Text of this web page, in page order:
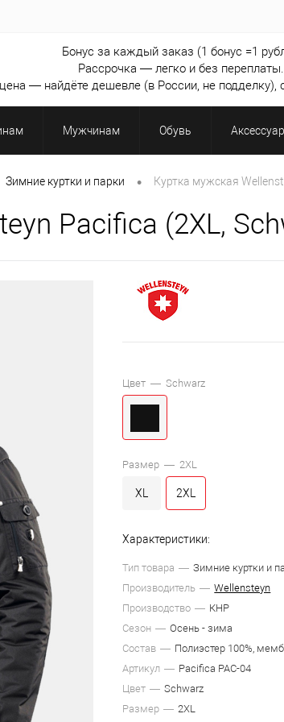
Бонус за каждый заказ (1 бонус =1
Рассрочка — легко и без переплаты.
— найдёте дешевле (в России, не
Мужчинам Обувь
Зимние куртки и парки • Куртка мужская
Pacifica (2XL,
Цвет —Schwarz
Размер —2XL
XL 2XL
Характеристики:
Тип товара
Зимние куртки и
Производитель
Wellensteyn
Производство
КНР
Сезон
Осень - зима
Состав
Полиэстер 100%,
Артикул
Pacifica PAC-04
Цвет
Schwarz
Размер
2XL